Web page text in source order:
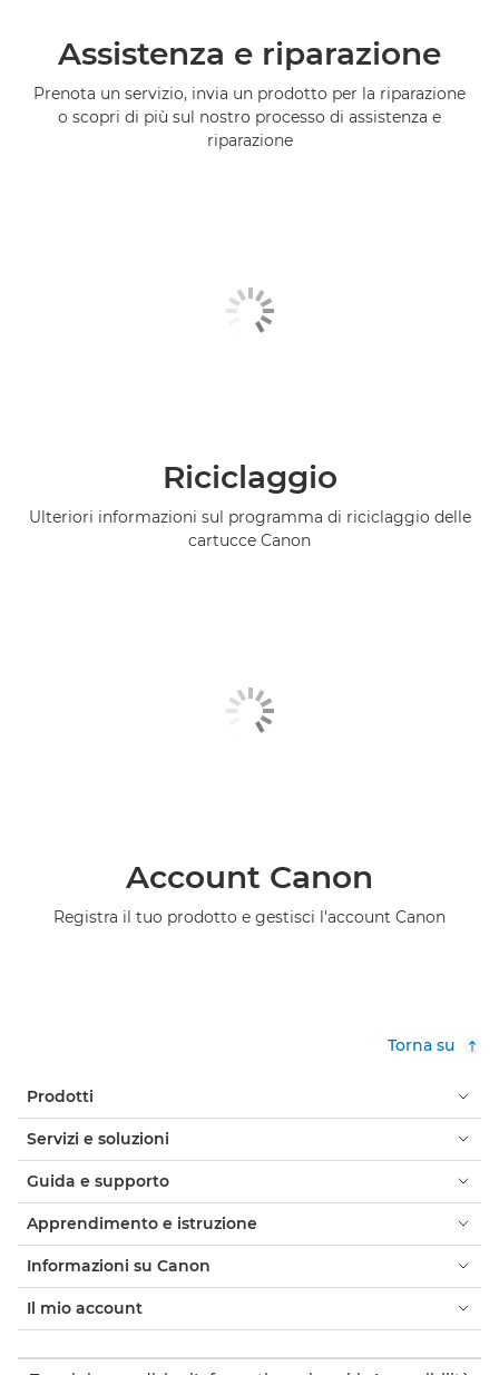
Assistenza e riparazione
Prenota un servizio, invia un prodotto per la riparazione
o scopri di più sul nostro processo di assistenza e
riparazione
Riciclaggio
Ulteriori informazioni sul programma di riciclaggio delle
cartucce Canon
Account Canon
Registra il tuo prodotto e gestisci l'account Canon
Torna su
Prodotti
Servizi e soluzioni
Guida e supporto
Apprendimento e istruzione
Informazioni su Canon
Il mio account